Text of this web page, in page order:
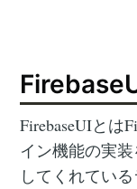
FirebaseUIとは
イン機能の実
してくれてい